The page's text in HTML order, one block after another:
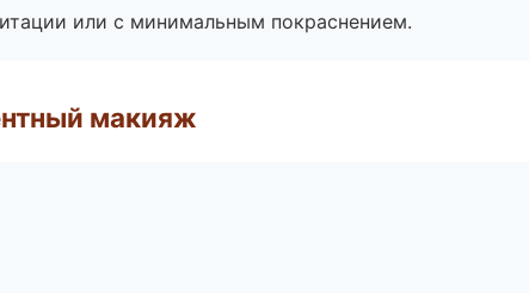
или с минимальным покраснением.
макияж